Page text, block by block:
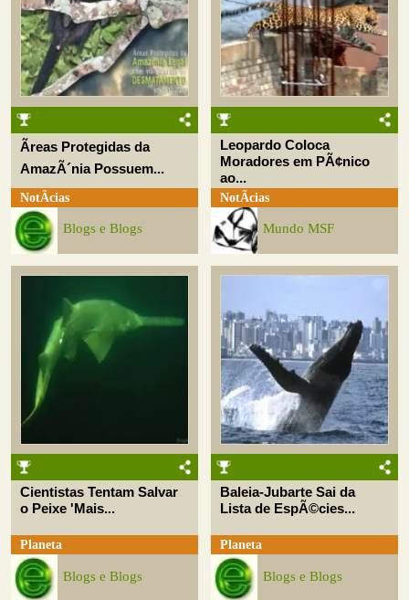
Ãreas Protegidas da
AmazÃ´nia Possuem...
NotÃ­cias
Blogs e Blogs
Leopardo Coloca
Moradores em PÃ¢nico
ao...
NotÃ­cias
Mundo MSF
Cientistas Tentam Salvar
o Peixe 'Mais...
Planeta
Blogs e Blogs
Baleia-Jubarte Sai da
Lista de EspÃ©cies...
Planeta
Blogs e Blogs